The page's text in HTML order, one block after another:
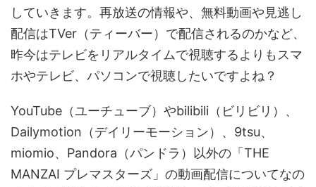
していきます。再放送の情報や、無料動画や見逃し
配信はTVer（ティーバー）で配信されるのかなど、
昨今はテレビをリアルタイムで視聴するよりもスマ
ホやテレビ、パソコンで視聴したいですよね？
YouTube（ユーチューブ）やbilibili（ビリビリ）、
Dailymotion（デイリーモーション）、9tsu、
miomio、Pandora（パンドラ）以外の「THE
MANZAI プレマスターズ」の動画配信についてなの